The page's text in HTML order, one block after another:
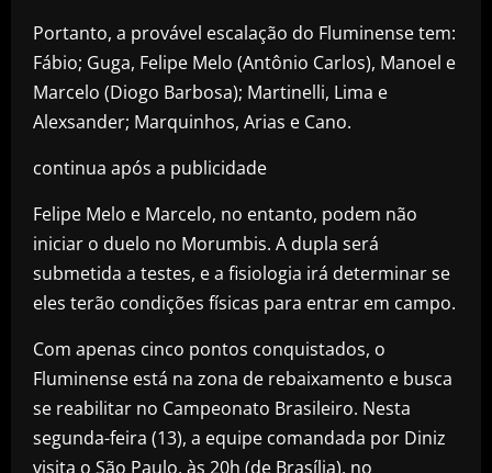
Portanto, a provável escalação do Fluminense tem:
Fábio; Guga, Felipe Melo (Antônio Carlos), Manoel e
Marcelo (Diogo Barbosa); Martinelli, Lima e
Alexsander; Marquinhos, Arias e Cano.
continua após a publicidade
Felipe Melo e Marcelo, no entanto, podem não
iniciar o duelo no Morumbis. A dupla será
submetida a testes, e a fisiologia irá determinar se
eles terão condições físicas para entrar em campo.
Com apenas cinco pontos conquistados, o
Fluminense está na zona de rebaixamento e busca
se reabilitar no Campeonato Brasileiro. Nesta
segunda-feira (13), a equipe comandada por Diniz
visita o São Paulo, às 20h (de Brasília), no